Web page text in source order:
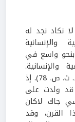
لا نكاد نجد له
والإنسانية
واسع في
والإنسانية.
ت. ص. 78
). إذ
ولدت على
جاك لاكان
وقد